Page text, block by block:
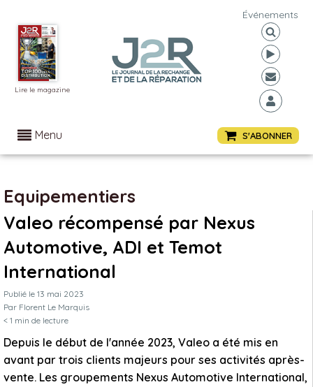
Lire le magazine
Événements
Menu S'ABONNER
Equipementiers
Valeo récompensé par Nexus
Automotive, ADI et Temot
International
Publié le 13 mai 2023
Par Florent Le Marquis
< 1 min de lecture
Depuis le début de l'année 2023, Valeo a été mis en
avant par trois clients majeurs pour ses activités après-
vente. Les groupements Nexus Automotive International,